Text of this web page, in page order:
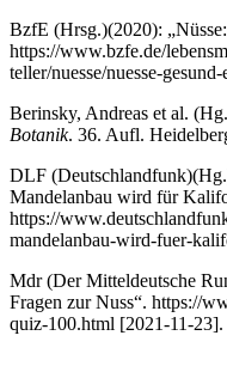
BzfE (Hrsg.)(2020): „Nüsse:
https://www.bzfe.de/
teller/nuesse/nuesse-
Berinsky, Andreas et al.
Botanik. 36. Aufl.
DLF
Mandelanbau wird für
https://
mandelanbau-wird-fuer-
Mdr (Der Mitteldeutsche
Fragen zur Nuss“. https://
quiz-100.html [2021-11-23].